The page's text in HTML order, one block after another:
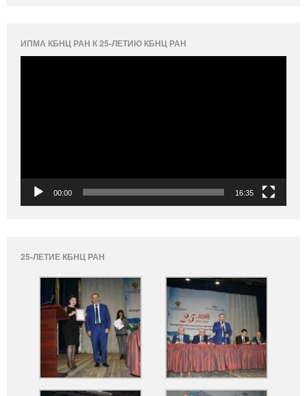
ИПМА КБНЦ РАН К 25-ЛЕТИЮ КБНЦ РАН
00:00 16:35
25-ЛЕТИЕ КБНЦ РАН